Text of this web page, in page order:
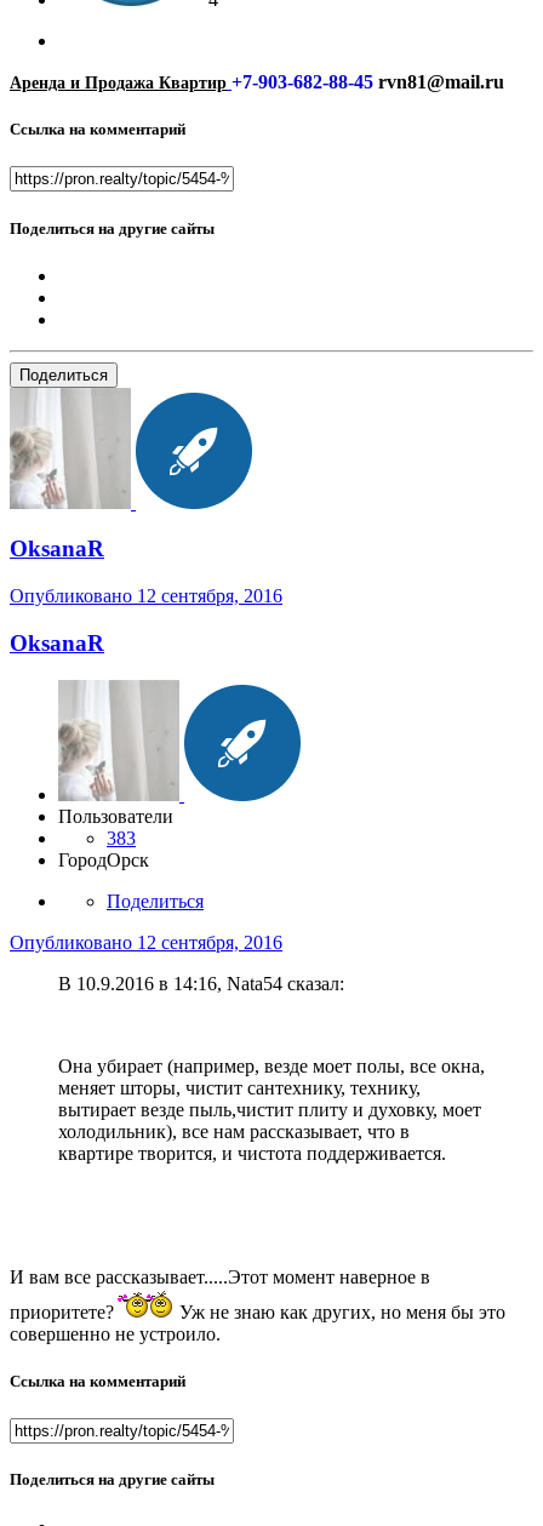
Аренда и Продажа Квартир +7-903-682-88-45 rvn81@mail.ru
Ссылка на комментарий
Поделиться на другие сайты
Поделиться
OksanaR
Опубликовано 12 сентября, 2016
OksanaR
Пользователи
383
ГородОрск
Поделиться
Опубликовано 12 сентября, 2016
В 10.9.2016 в 14:16, Nata54 сказал:
Она убирает (например, везде моет полы, все окна,
меняет шторы, чистит сантехнику, технику,
вытирает везде пыль,чистит плиту и духовку, моет
холодильник), все нам рассказывает, что в
квартире творится, и чистота поддерживается.
И вам все рассказывает.....Этот момент наверное в
приоритете?
Уж не знаю как других, но меня бы это
совершенно не устроило.
Ссылка на комментарий
Поделиться на другие сайты